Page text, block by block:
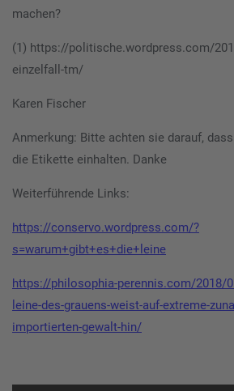
machen?
(1) https://politische.wordpress.com/
einzelfall-tm/
Karen Fischer
Anmerkung: Bitte achten sie darauf,
die Etikette einhalten. Danke
Weiterführende Links:
https://conservo.wordpress.com/?
s=warum+gibt+es+die+leine
https://philosophia-perennis.com/2018/
leine-des-grauens-weist-auf-extreme-
importierten-gewalt-hin/